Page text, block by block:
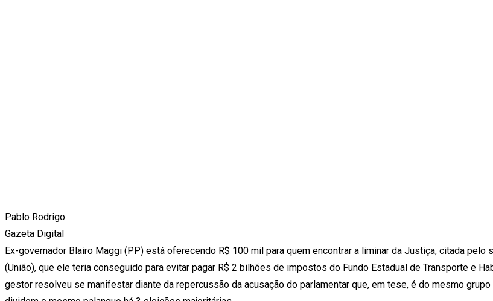
Pablo Rodrigo
Gazeta Digital
Ex-governador Blairo Maggi (PP) está oferecendo R$ 100 mil para quem encontrar a liminar da Justiça, citada pelo
(União), que ele teria conseguido para evitar pagar R$ 2 bilhões de impostos do Fundo Estadual de Transporte e
gestor resolveu se manifestar diante da repercussão da acusação do parlamentar que, em tese, é do mesmo